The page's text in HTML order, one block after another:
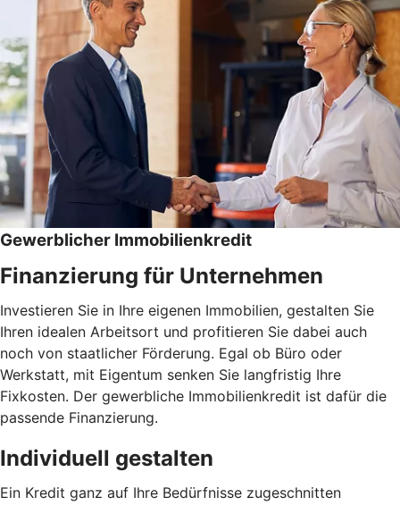
Gewerblicher Immobilienkredit
Finanzierung für Unternehmen
Investieren Sie in Ihre eigenen Immobilien, gestalten Sie
Ihren idealen Arbeitsort und profitieren Sie dabei auch
noch von staatlicher Förderung. Egal ob Büro oder
Werkstatt, mit Eigentum senken Sie langfristig Ihre
Fixkosten. Der gewerbliche Immobilienkredit ist dafür die
passende Finanzierung.
Individuell gestalten
Ein Kredit ganz auf Ihre Bedürfnisse zugeschnitten